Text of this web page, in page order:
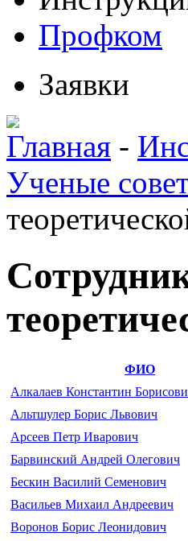
Профком
Заявки
Главная -
Ученые
ФИО
Алкалаев Константин
Альтшулер Борис Львович
Арсеев Петр Иварович
Барвинский Андрей Олегович
Бескин Василий Семенович
Васильев Михаил Андреевич
Воронов Борис Леонидович